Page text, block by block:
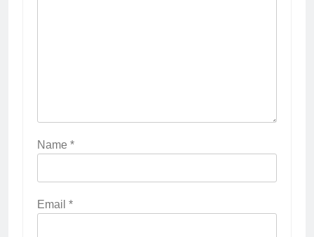
Name *
Email *